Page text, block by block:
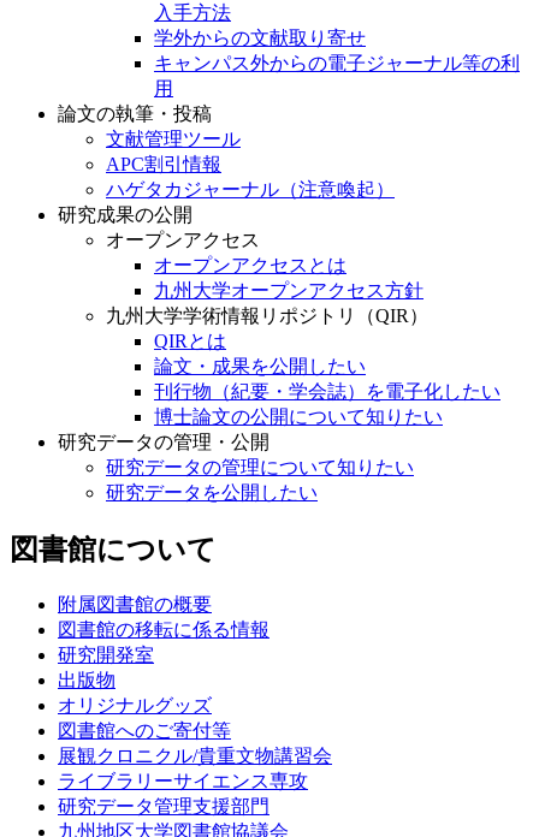
入手方法
学外からの文献取り寄せ
キャンパス外からの電子ジャーナル等の利
用
論文の執筆・投稿
文献管理ツール
APC割引情報
ハゲタカジャーナル（注意喚起）
研究成果の公開
オープンアクセス
オープンアクセスとは
九州大学オープンアクセス方針
九州大学学術情報リポジトリ（QIR）
QIRとは
論文・成果を公開したい
刊行物（紀要・学会誌）を電子化したい
博士論文の公開について知りたい
研究データの管理・公開
研究データの管理について知りたい
研究データを公開したい
図書館について
附属図書館の概要
図書館の移転に係る情報
研究開発室
出版物
オリジナルグッズ
図書館へのご寄付等
展観クロニクル/貴重文物講習会
ライブラリーサイエンス専攻
研究データ管理支援部門
九州地区大学図書館協議会